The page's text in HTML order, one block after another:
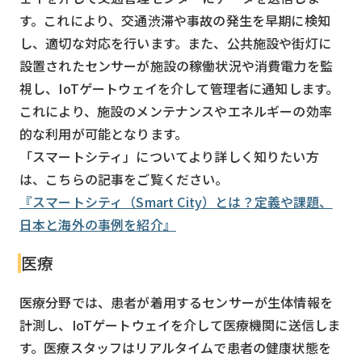
す。これにより、交通渋滞や事故の発生を早期に検知
し、適切な対応を行います。また、公共施設や街灯に
設置されたセンサーが施設の稼働状況や消費電力を監
視し、IoTゲートウェイを介して管理者に通知します。
これにより、施設のメンテナンスやエネルギーの効率
的な利用が可能となります。
「スマートシティ」についてより詳しく知りたい方
は、こちらの記事をご覧ください。
『スマートシティ（Smart City）とは？定義や課題、
日本と海外の事例を紹介』
医療
医療分野では、患者が着用するセンサーが生体情報を
計測し、IoTゲートウェイを介して医療機関に送信しま
す。医療スタッフはリアルタイムで患者の健康状態を